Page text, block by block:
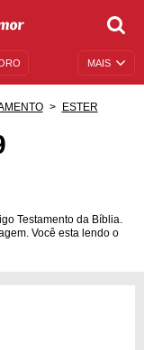
MAIS
ESTER
Testamento da Bíblia.
Você esta lendo o